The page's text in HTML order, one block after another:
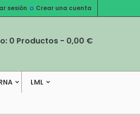
sesión o Crear una cuenta
0 Productos - 0,00 €
LML